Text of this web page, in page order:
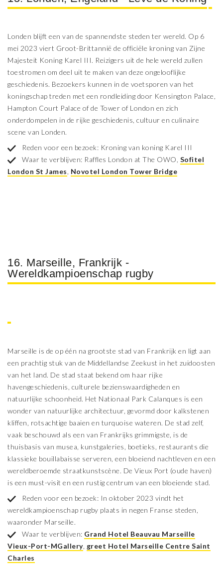
Londen blijft een van de spannendste steden ter wereld. Op 6
mei 2023 viert Groot-Brittannië de officiële kroning van Zijne
Majesteit Koning Karel III. Reizigers uit de hele wereld zullen
toestromen om deel uit te maken van deze ongelooflijke
geschiedenis. Bezoekers kunnen in de voetsporen van het
koningschap treden met een rondleiding door Kensington Palace,
Hampton Court Palace of de Tower of London en zich
onderdompelen in de rijke geschiedenis, cultuur en culinaire
scene van Londen.
Reden voor een bezoek: Kroning van koning Karel III
Waar te verblijven: Raffles London at The OWO, Sofitel
London St James Novotel London Tower Bridge
16. Marseille, Frankrijk -
Wereldkampioenschap rugby
Marseille is de op één na grootste stad van Frankrijk en ligt aan
een prachtig stuk van de Middellandse Zeekust in het zuidoosten
van het land. De stad staat bekend om haar rijke
havengeschiedenis, culturele bezienswaardigheden en
natuurlijke schoonheid. Het Nationaal Park Calanques is een
wonder van natuurlijke architectuur, gevormd door kalkstenen
kliffen, rotsachtige baaien en turquoise wateren. De stad zelf,
vaak beschouwd als een van Frankrijks grimmigste, is de
thuisbasis van musea, kunstgaleries, boetieks, restaurants die
klassieke bouillabaisse serveren, een bloeiend nachtleven en een
wereldberoemde straatkunstscène. De Vieux Port (oude haven)
is een must-visit en een rustig centrum van een bloeiende stad.
Reden voor een bezoek: In oktober 2023 vindt het
wereldkampioenschap rugby plaats in negen Franse steden,
waaronder Marseille.
Waar te verblijven: Grand Hotel Beauvau Marseille
Vieux-Port-MGallery, greet Hotel Marseille Centre Saint
Charles